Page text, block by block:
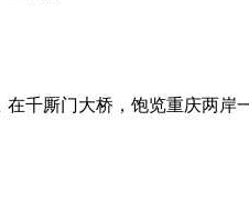
千厮门大桥，饱览重庆两岸